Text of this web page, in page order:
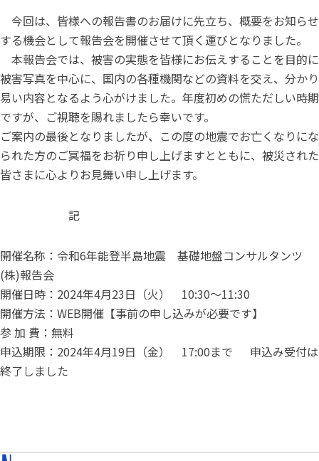
今回は、皆様への報告書のお届けに先立ち、概要をお知らせ
する機会として報告会を開催させて頂く運びとなりました。
本報告会では、被害の実態を皆様にお伝えすることを目的に
被害写真を中心に、国内の各種機関などの資料を交え、分かり
易い内容となるよう心がけました。年度初めの慌ただしい時期
ですが、ご視聴を賜れましたら幸いです。
ご案内の最後となりましたが、この度の地震でお亡くなりにな
られた方のご冥福をお祈り申し上げますとともに、被災された
皆さまに心よりお見舞い申し上げます。
記
開催名称：令和6年能登半島地震 基礎地盤コンサルタンツ
(株)報告会
開催日時：2024年4月23日（火） 10:30～11:30
開催方法：WEB開催【事前の申し込みが必要です】
参 加 費：無料
申込期限：2024年4月19日（金） 17:00まで 申込み受付は
終了しました